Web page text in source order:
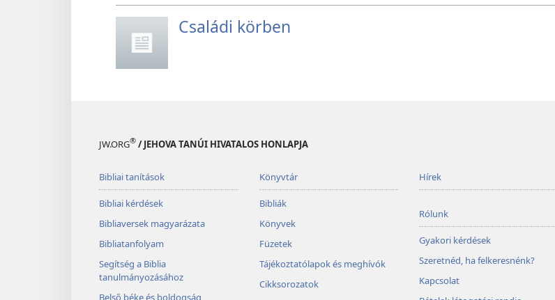
Családi körben
JW.ORG® / JEHOVA TANÚI HIVATALOS HONLAPJA
Bibliai tanítások
Bibliai kérdések
Bibliaversek magyarázata
Bibliatanfolyam
Segítség a Biblia
tanulmányozásához
Belső béke és boldogság
Könyvtár
Bibliák
Könyvek
Füzetek
Tájékoztatólapok és meghívók
Cikksorozatok
Hírek
Rólunk
Gyakori kérdések
Szeretnéd, ha felkeresnénk?
Kapcsolat